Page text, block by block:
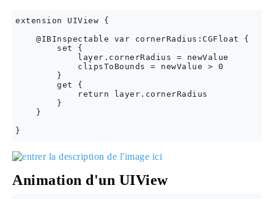
extension UIView {
    @IBInspectable var cornerRadius:CGFloat {
        set {
            layer.cornerRadius = newValue
            clipsToBounds = newValue > 0
        }
        get {
            return layer.cornerRadius
        }
    }
Animation d'un UIView